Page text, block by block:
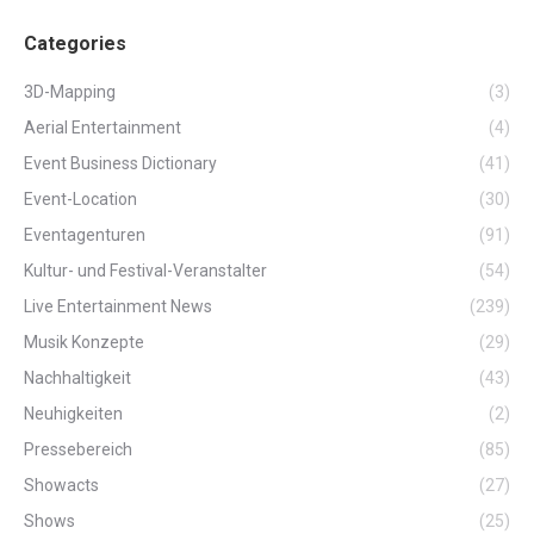
Categories
3D-Mapping
(3)
Aerial Entertainment
(4)
Event Business Dictionary
(41)
Event-Location
(30)
Eventagenturen
(91)
Kultur- und Festival-Veranstalter
(54)
Live Entertainment News
(239)
Musik Konzepte
(29)
Nachhaltigkeit
(43)
Neuhigkeiten
(2)
Pressebereich
(85)
Showacts
(27)
Shows
(25)